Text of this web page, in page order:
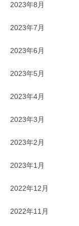
2023年8月
2023年7月
2023年6月
2023年5月
2023年4月
2023年3月
2023年2月
2023年1月
2022年12月
2022年11月